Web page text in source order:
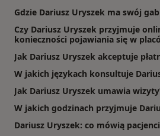
Gdzie Dariusz Uryszek ma swój
Czy Dariusz Uryszek przyjmuje
konieczności pojawiania się w
Jak Dariusz Uryszek akceptuje
W jakich językach konsultuje
Jak Dariusz Uryszek umawia
W jakich godzinach przyjmuje
Dariusz Uryszek: co mówią